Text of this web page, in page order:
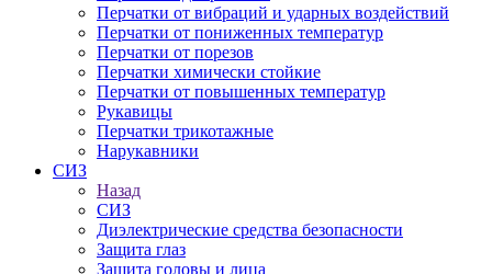
Перчатки от вибраций и ударных воздействий
Перчатки от пониженных температур
Перчатки от порезов
Перчатки химически стойкие
Перчатки от повышенных температур
Рукавицы
Перчатки трикотажные
Нарукавники
СИЗ
Назад
СИЗ
Диэлектрические средства безопасности
Защита глаз
Защита головы и лица